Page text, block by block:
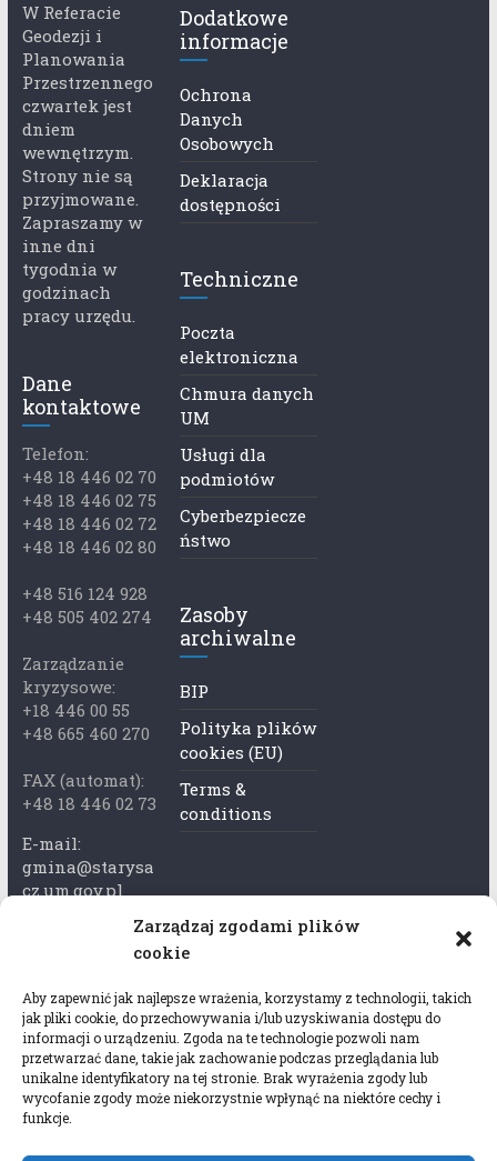
Zarządzaj zgodami plików
cookie
Aby zapewnić jak najlepsze wrażenia, korzystamy z technologii, takich
jak pliki cookie, do przechowywania i/lub uzyskiwania dostępu do
informacji o urządzeniu. Zgoda na te technologie pozwoli nam
przetwarzać dane, takie jak zachowanie podczas przeglądania lub
unikalne identyfikatory na tej stronie. Brak wyrażenia zgody lub
wycofanie zgody może niekorzystnie wpłynąć na niektóre cechy i
funkcje.
W Referacie
Geodezji i
Planowania
Przestrzennego
czwartek jest
dniem
wewnętrzym.
Strony nie są
przyjmowane.
Zapraszamy w
inne dni
tygodnia w
godzinach
pracy urzędu.
Dane
kontaktowe
Telefon:
+48 18 446 02 70
+48 18 446 02 75
+48 18 446 02 72
+48 18 446 02 80
+48 516 124 928
+48 505 402 274
Zarządzanie
kryzysowe:
+18 446 00 55
+48 665 460 270
FAX (automat):
+48 18 446 02 73
E-mail:
gmina@starysa
cz.um.gov.pl
Adres skrzynki
rytka
Adres do e-
Doręczeń:
AEL-97528-
78647-USWGJ-
Dodatkowe
informacje
Ochrona
Danych
Osobowych
Deklaracja
dostępności
Techniczne
Poczta
elektroniczna
Chmura danych
UM
Usługi dla
podmiotów
Cyberbezpiecze
ństwo
Zasoby
archiwalne
BIP
Polityka plików
cookies (EU)
Terms &
conditions